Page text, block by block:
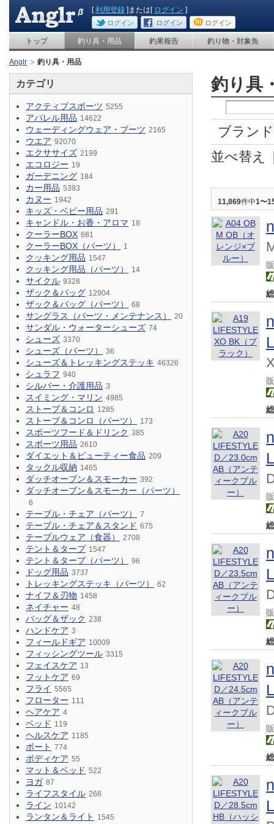
[利用登録 ]または[ ログイン ]
ログイン ログイン ログイン
トップ 釣り具・用品 釣果報告 釣り物・対象魚
Anglr 釣り具・用品
釣り具
ブラン
並べ替え
11,869件中1〜
カテゴリ
アクティブスポーツ 5255
アパレル用品 14622
ウェーディングウェア・ブーツ 2165
ウエア 92070
エクササイズ 2199
エコロジー 19
ガーデニング 184
カー用品 5393
カヌー 1942
キッズ・ベビー用品 291
キャンドル・お香・アロマ 18
クーラーBOX 681
クーラーBOX（パーツ） 1
クッキング用品 1547
クッキング用品（パーツ） 14
サイクル 9328
ザック＆バッグ 12904
ザック＆バッグ（パーツ） 68
サングラス（パーツ・メンテナンス） 20
サンダル・ウォーターシューズ 74
シューズ 3370
シューズ（パーツ） 36
シューズ＆トレッキングステッキ 46326
シュラフ 940
シルバー・介護用品 3
スイミング・マリン 4985
ストーブ＆コンロ 1285
ストーブ＆コンロ（パーツ） 173
スポーツフード＆ドリンク 385
スポーツ用品 2610
ダイエット＆ビューティー食品 209
タックル収納 1465
ダッチオーブン＆スモーカー 392
ダッチオーブン＆スモーカー（パーツ）
6
テーブル・チェア（パーツ） 7
テーブル・チェア＆スタンド 675
テーブルウェア（食器） 2708
テント＆タープ 1547
テント＆タープ（パーツ） 96
ドッグ用品 3737
トレッキングステッキ（パーツ） 62
ナイフ＆刃物 1458
ネイチャー 48
バッグ＆ザック 238
ハンドケア 3
フィールドギア 10009
フィッシングツール 3315
フェイスケア 13
フットケア 69
フライ 5565
フローター 111
ヘアケア 4
ベッド 119
ヘルスケア 1185
ボート 774
ボディケア 55
マット＆ベッド 522
ヨガ 87
ライフスタイル 266
ライン 10142
ランタン＆ライト 1545